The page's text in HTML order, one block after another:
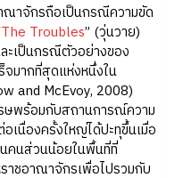
ณาจักรถือเป็นกรณีความขัด
The Troubles” (วุ่นวาย)
ะเป็นกรณีตัวอย่างของ
จมากที่สุดแห่งหนึ่งใน
and McEvoy, 2008)
ษพร้อมกับสถานการณ์ความ
เนื่องครั้งใหญ่ได้ปะทุขึ้นเมื่อ
คนส่วนน้อยในพื้นที่ที่
าชอาณาจักรเพื่อไปรวมกับ